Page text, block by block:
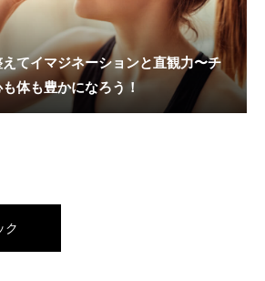
てイマジネーションと直観力〜チ
体も豊かになろう！
ク